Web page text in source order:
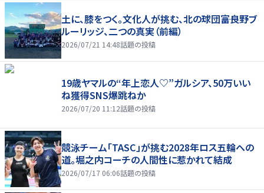
土に、膝をつく。文化人が挑む、北の球団――富良野ブ
ルーリッジ、二つの真実（前編）
2026/07/21 14:48話題の投稿
19歳ヤマルの“年上恋人♡”ガルシア、50万いい
ね獲得SNS爆跳ねか
2026/07/20 11:12話題の投稿
競泳チーム「TASC」が挑む2028年ロス五輪への
道。堀之内コーチの人間性に惹かれて結成
2026/07/17 06:06話題の投稿